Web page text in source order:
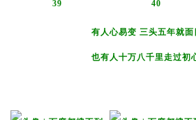
有人心易变 三头五年就面
也有人十万八千里走过初